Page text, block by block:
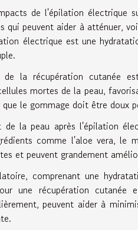
de l'épilation électrique
qui peuvent aider à atténuer,
électrique est une
la récupération cutanée
mortes de la peau,
le gommage doit être doux
de la peau après l'épilation
comme l'aloe vera,
et peuvent grandement
comprenant une
une récupération cutanée
peuvent aider à